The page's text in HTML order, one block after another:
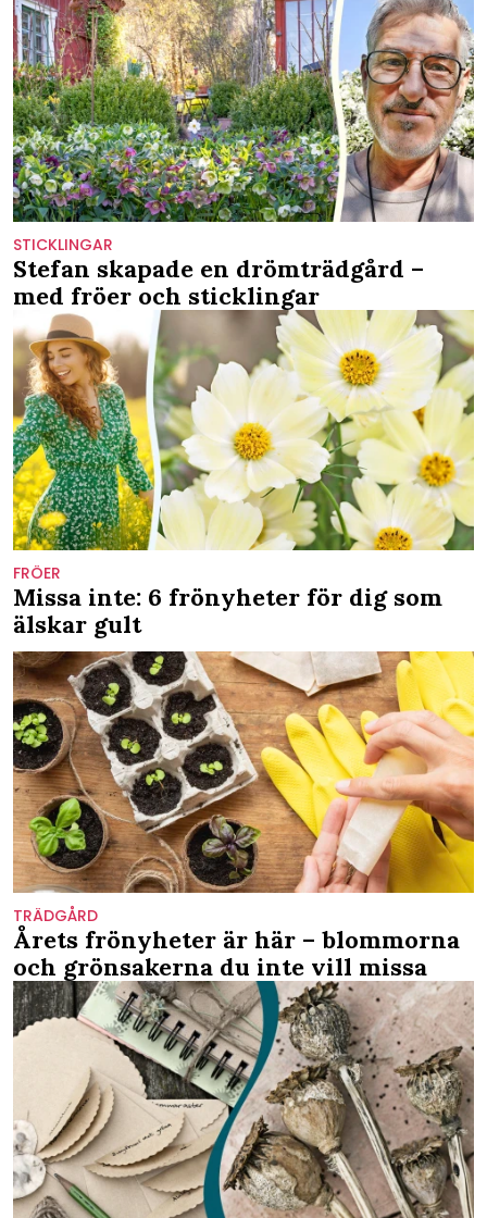
STICKLINGAR
Stefan skapade en drömträdgård –
med fröer och sticklingar
FRÖER
Missa inte: 6 frönyheter för dig som
älskar gult
TRÄDGÅRD
Årets frönyheter är här – blommorna
och grönsakerna du inte vill missa